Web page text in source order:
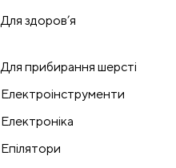
Для здоров’я
Для прибирання шерсті
Електроінструменти
Електроніка
Епілятори